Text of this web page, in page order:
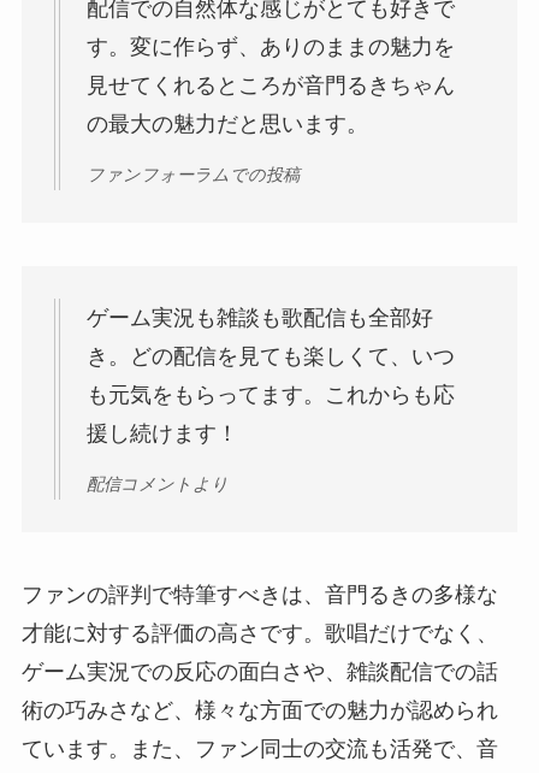
配信での自然体な感じがとても好きで
す。変に作らず、ありのままの魅力を
見せてくれるところが音門るきちゃん
の最大の魅力だと思います。
ファンフォーラムでの投稿
ゲーム実況も雑談も歌配信も全部好
き。どの配信を見ても楽しくて、いつ
も元気をもらってます。これからも応
援し続けます！
配信コメントより
ファンの評判で特筆すべきは、音門るきの多様な
才能に対する評価の高さです。歌唱だけでなく、
ゲーム実況での反応の面白さや、雑談配信での話
術の巧みさなど、様々な方面での魅力が認められ
ています。また、ファン同士の交流も活発で、音